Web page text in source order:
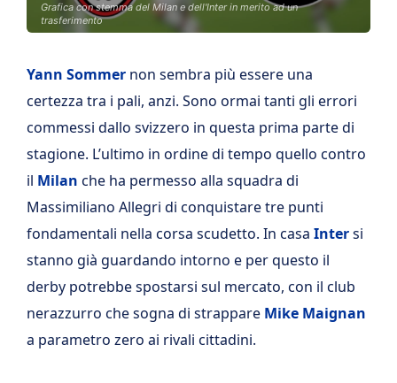
Grafica con stemma del Milan e dell'Inter in merito ad un
trasferimento
Yann Sommer non sembra più essere una
certezza tra i pali, anzi. Sono ormai tanti gli errori
commessi dallo svizzero in questa prima parte di
stagione. L’ultimo in ordine di tempo quello contro
il Milan che ha permesso alla squadra di
Massimiliano Allegri di conquistare tre punti
fondamentali nella corsa scudetto. In casa Intersi
stanno già guardando intorno e per questo il
derby potrebbe spostarsi sul mercato, con il club
nerazzurro che sogna di strappare Mike Maignan
a parametro zero ai rivali cittadini.